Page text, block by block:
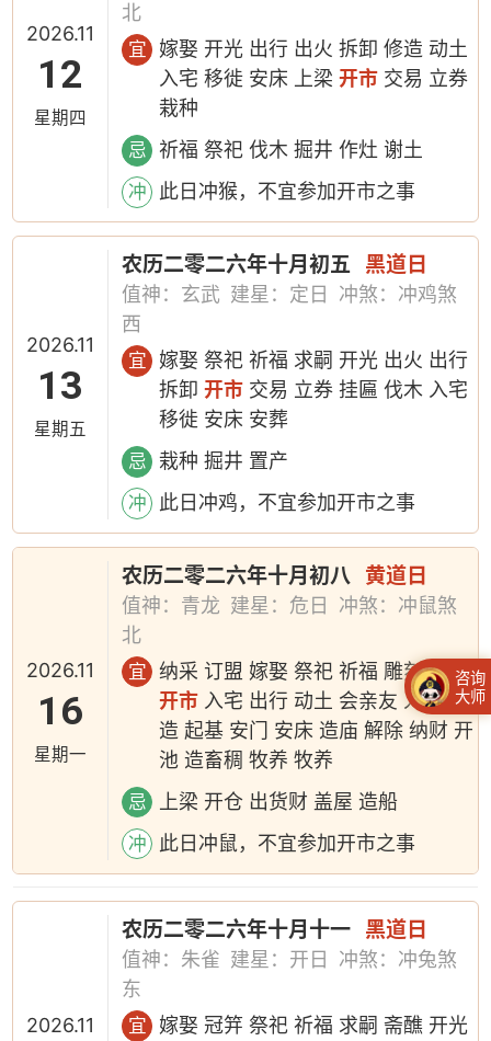
2026.11
12
星期四
北
宜
嫁娶 开光 出行 出火 拆卸 修造 动土
入宅 移徙 安床 上梁开市 交易 立券
栽种
忌 祈福 祭祀 伐木 掘井 作灶 谢土
冲 此日冲猴，不宜参加开市之事
2026.11
13
星期五
农历二零二六年十月初五 黑道日
值神：玄武 建星：定日
冲煞：冲鸡煞
西
宜
嫁娶 祭祀 祈福 求嗣 开光 出火 出行
拆卸开市 交易 立券 挂匾 伐木 入宅
移徙 安床 安葬
忌 栽种 掘井 置产
冲 此日冲鸡，不宜参加开市之事
2026.11
16
星期一
农历二零二六年十月初八 黄道日
值神：青龙 建星：危日
冲煞：冲鼠煞
北
宜
纳采 订盟 嫁娶 祭祀 祈福 雕刻 移徙
开市 入宅 出行 动土 会亲友 入学 修
造 起基 安门 安床 造庙 解除 纳财 开
池 造畜稠 牧养 牧养
忌 上梁 开仓 出货财 盖屋 造船
冲 此日冲鼠，不宜参加开市之事
2026.11
农历二零二六年十月十一 黑道日
值神：朱雀 建星：开日
冲煞：冲兔煞
东
宜
嫁娶 冠笄 祭祀 祈福 求嗣 斋醮 开光
咨询
大师